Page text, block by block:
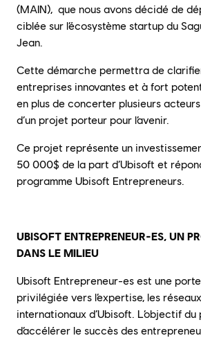
(MAIN), que nous avons décidé de
ciblée sur l’écosystème startup du
Jean.
Cette démarche permettra de
entreprises innovantes et à fort
en plus de concerter plusieurs
d’un projet porteur pour l’avenir.
Ce projet représente un
50 000$ de la part d’Ubisoft et
programme Ubisoft Entrepreneurs.
UBISOFT ENTREPRENEUR-ES, UN
DANS LE MILIEU
Ubisoft Entrepreneur-es est une porte
privilégiée vers l’expertise, les
internationaux d’Ubisoft. L’objectif
d’accélérer le succès des